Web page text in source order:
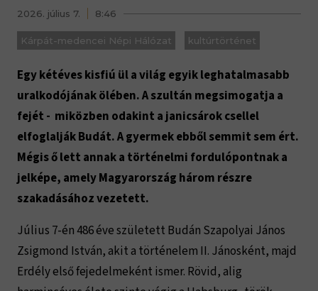
2026. július 7. 8:46
Kárpát-medencei Népi Hálózat kultúrtörténet
Egy kétéves kisfiú ül a világ egyik leghatalmasabb
uralkodójának ölében. A szultán megsimogatja a
fejét - miközben odakint a janicsárok csellel
elfoglalják Budát. A gyermek ebből semmit sem ért.
Mégis ő lett annak a történelmi fordulópontnak a
jelképe, amely Magyarország három részre
szakadásához vezetett.
Július 7-én 486 éve született Budán Szapolyai János
Zsigmond István, akit a történelem II. Jánosként, majd
Erdély első fejedelmeként ismer. Rövid, alig